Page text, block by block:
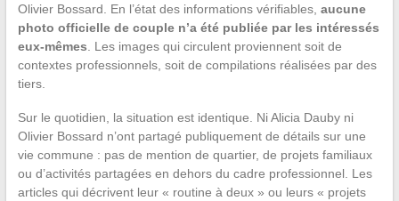
Olivier Bossard. En l’état des informations vérifiables, aucune
photo officielle de couple n’a été publiée par les intéressés
eux-mêmes. Les images qui circulent proviennent soit de
contextes professionnels, soit de compilations réalisées par des
tiers.
Sur le quotidien, la situation est identique. Ni Alicia Dauby ni
Olivier Bossard n’ont partagé publiquement de détails sur une
vie commune : pas de mention de quartier, de projets familiaux
ou d’activités partagées en dehors du cadre professionnel. Les
articles qui décrivent leur « routine à deux » ou leurs « projets